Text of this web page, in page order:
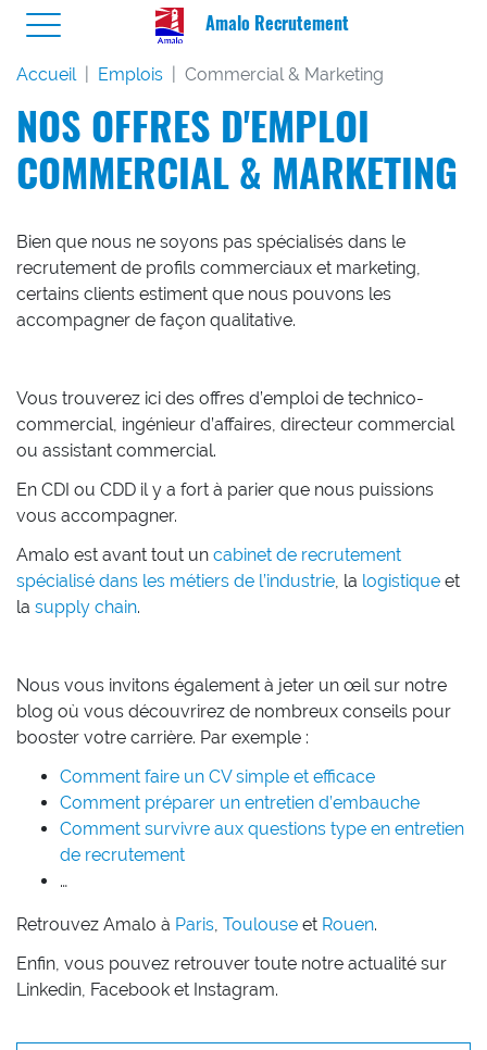
Amalo Recrutement
Accueil Emplois Commercial & Marketing
NOS OFFRES D'EMPLOI
COMMERCIAL & MARKETING
Bien que nous ne soyons pas spécialisés dans le
recrutement de profils commerciaux et marketing,
certains clients estiment que nous pouvons les
accompagner de façon qualitative.
Vous trouverez ici des offres d’emploi de technico-
commercial, ingénieur d’affaires, directeur commercial
ou assistant commercial.
En CDI ou CDD il y a fort à parier que nous puissions
vous accompagner.
Amalo est avant tout un cabinet de recrutement
spécialisé dans les métiers de l’industrie, la logistique et
la supply chain.
Nous vous invitons également à jeter un œil sur notre
blog où vous découvrirez de nombreux conseils pour
booster votre carrière. Par exemple :
Comment faire un CV simple et efficace
Comment préparer un entretien d’embauche
Comment survivre aux questions type en entretien
de recrutement
…
Retrouvez Amalo à Paris, Toulouse et Rouen.
Enfin, vous pouvez retrouver toute notre actualité sur
Linkedin, Facebook et Instagram.